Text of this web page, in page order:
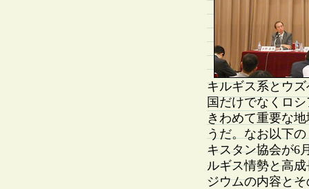
キルギス系とウ
国だけでなくロ
きわめて重要な
うだ。なお以下
キスタン協会が6
ルギス情勢と高
ジウムの内容と